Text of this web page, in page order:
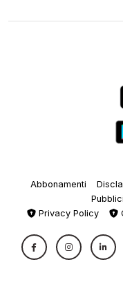
Abbonamenti
Privacy Policy